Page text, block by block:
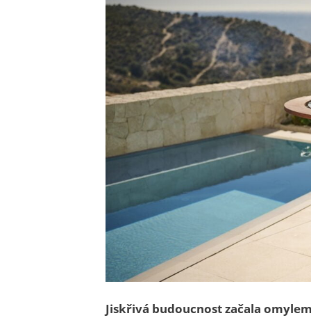
Jiskřivá budoucnost začala